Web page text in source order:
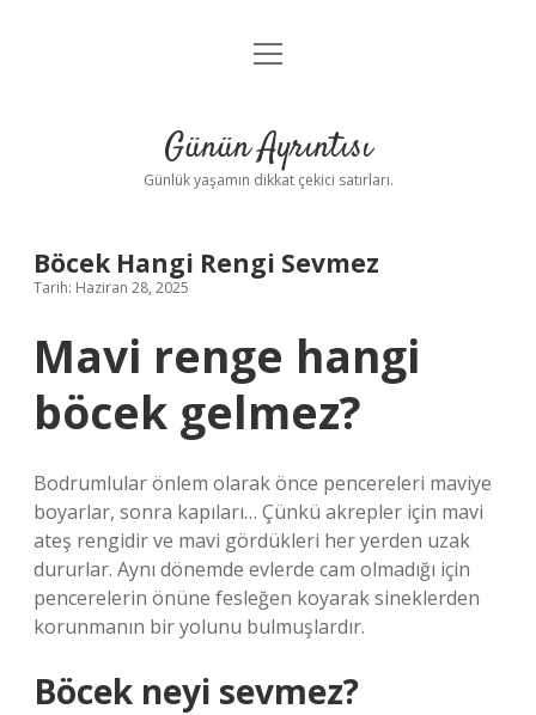
Anasayfa
Yasal Uyarı
menüyü
Günün Ayrıntısı
Günlük yaşamın dikkat çekici satırları.
Böcek Hangi Rengi Sevmez
Tarih: Haziran 28, 2025
Mavi renge hangi
böcek gelmez?
Bodrumlular önlem olarak önce pencereleri maviye
boyarlar, sonra kapıları… Çünkü akrepler için mavi
ateş rengidir ve mavi gördükleri her yerden uzak
dururlar. Aynı dönemde evlerde cam olmadığı için
pencerelerin önüne fesleğen koyarak sineklerden
korunmanın bir yolunu bulmuşlardır.
Böcek neyi sevmez?